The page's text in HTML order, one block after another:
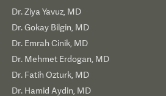
Dr. Ziya Yavuz, MD
Dr. Gokay Bilgin, MD
Dr. Emrah Cinik, MD
Dr. Mehmet Erdogan, MD
Dr. Fatih Ozturk, MD
Dr. Hamid Aydin, MD